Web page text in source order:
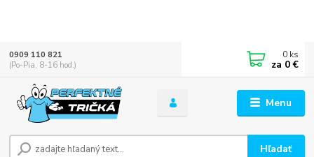
Menu
Hľadať
0909 110 821
(Po-Pia, 8-16 hod.)
0 ks
za 0 €